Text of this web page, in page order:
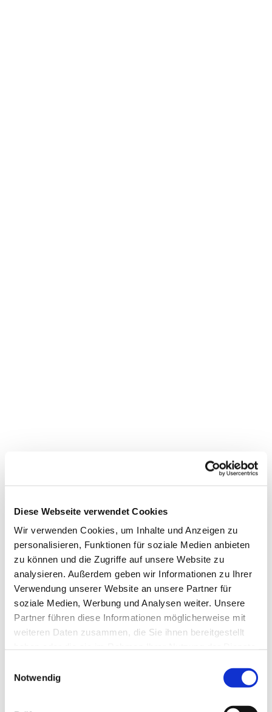
Diese Webseite verwendet Cookies
Wir verwenden Cookies, um Inhalte und Anzeigen zu
personalisieren, Funktionen für soziale Medien anbieten
zu können und die Zugriffe auf unsere Website zu
analysieren. Außerdem geben wir Informationen zu Ihrer
Verwendung unserer Website an unsere Partner für
soziale Medien, Werbung und Analysen weiter. Unsere
Partner führen diese Informationen möglicherweise mit
weiteren Daten zusammen, die Sie ihnen bereitgestellt
Notwendig